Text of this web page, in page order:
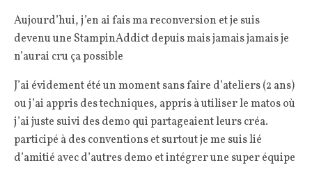
Aujourd’hui, j’en ai fais ma reconversion et je suis
devenu une StampinAddict depuis mais jamais jamais je
n’aurai cru ça possible
J’ai évidement été un moment sans faire d’ateliers (2 ans)
ou j’ai appris des techniques, appris à utiliser le matos où
j’ai juste suivi des demo qui partageaient leurs créa.
participé à des conventions et surtout je me suis lié
d’amitié avec d’autres demo et intégrer une super équipe